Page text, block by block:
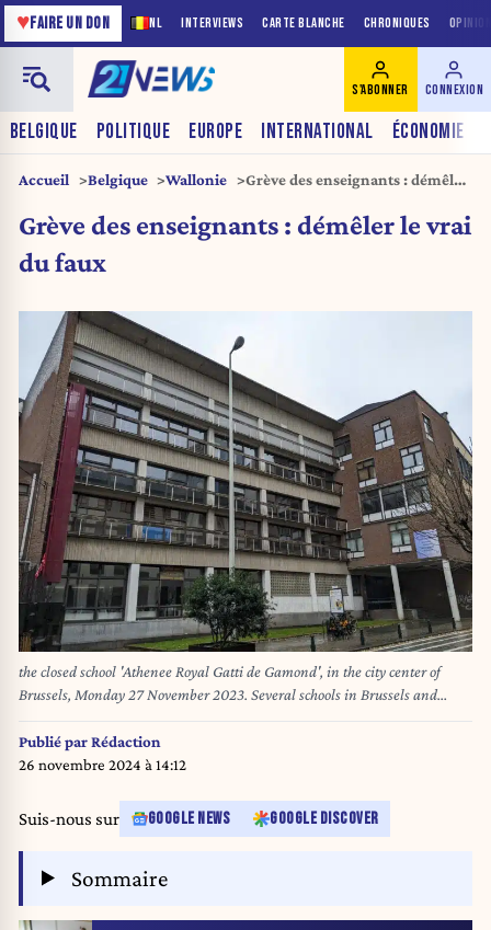
NL INTERVIEWS CARTE BLANCHE CHRONIQUES
♥FAIRE UN DON
BELGIQUE POLITIQUE EUROPE INTERNATIONAL ÉCONOMIE
S'ABONNER CONNEXION
Accueil Belgique Wallonie
Grève des enseignants : démêler
Grève des enseignants : démêler le vrai
du faux
the closed school 'Athenee Royal Gatti de Gamond', in the city center of
Brussels, Monday 27 November 2023. Several schools in Brussels and
Walloon Brabant in the Wallonia-Brussels Education network will remain
closed Monday morning following a bomb threat on Sunday evening. In
total, some 10,000 students are affected by these closures, according to a
Publié parRédaction
26 novembre 2024 à 14:12
Suis-nous sur GOOGLE NEWS GOOGLE DISCOVER
Sommaire